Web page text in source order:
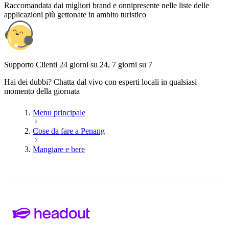
Raccomandata dai migliori brand e onnipresente nelle liste delle
applicazioni più gettonate in ambito turistico
Supporto Clienti 24 giorni su 24, 7 giorni su 7
Hai dei dubbi? Chatta dal vivo con esperti locali in qualsiasi
momento della giornata
Menu principale
Cose da fare a Penang
Mangiare e bere